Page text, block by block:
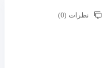
نظرات (0)